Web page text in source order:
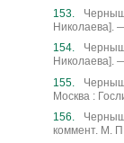
Николаева].
Николаева].
Москва :
коммент. М.